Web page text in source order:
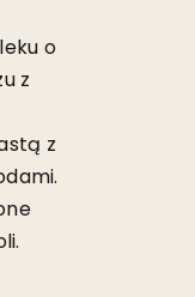
o
z
z